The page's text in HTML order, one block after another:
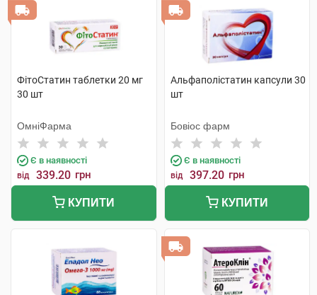
ФітоСтатин таблетки 20 мг
30 шт
ОмніФарма
Є в наявності
від 339.20 грн
КУПИТИ
Альфаполістатин капсули 30
шт
Бовіос фарм
Є в наявності
від 397.20 грн
КУПИТИ